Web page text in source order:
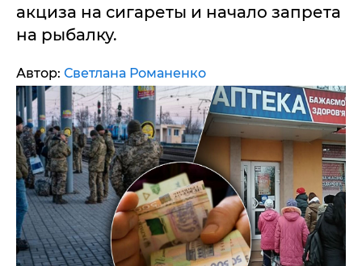
акциза на сигареты и начало запрета
на рыбалку.
Автор: Светлана Романенко